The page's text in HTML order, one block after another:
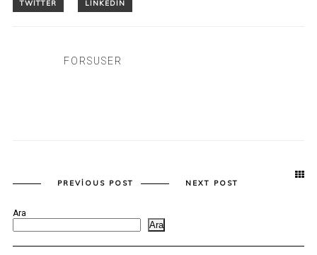
FORSUSER
PREVIOUS POST NEXT POST
Ara
Ara